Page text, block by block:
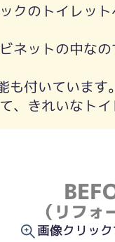
クのトイレッ
ネットの中な
付いています。
、きれいなト
（リフォ
画像クリッ